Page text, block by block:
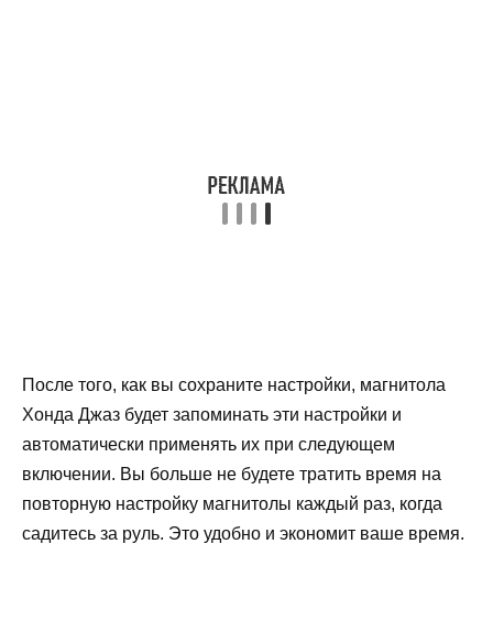
После того, как вы сохраните настройки, магнитола
Хонда Джаз будет запоминать эти настройки и
автоматически применять их при следующем
включении. Вы больше не будете тратить время на
повторную настройку магнитолы каждый раз, когда
садитесь за руль. Это удобно и экономит ваше время.